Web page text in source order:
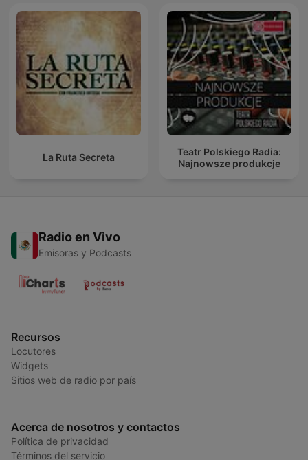
La Ruta Secreta
Teatr Polskiego Radia:
Najnowsze produkcje
Radio en Vivo
Emisoras y Podcasts
Recursos
Locutores
Widgets
Sitios web de radio por país
Acerca de nosotros y contactos
Política de privacidad
Términos del servicio